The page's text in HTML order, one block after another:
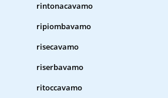
rintonacavamo
ripiombavamo
risecavamo
riserbavamo
ritoccavamo